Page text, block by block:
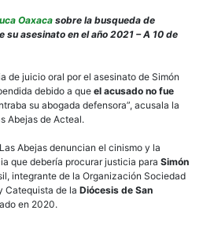
Oaxacasobre la busqueda de
asesinato en el año 2021 – A 10 de
de juicio oral por el asesinato de Simón
debido a que el acusado no fue
su abogada defensora”, acusala la
Abejas de Acteal.
Abejas denuncian el cinismo y la
que debería procurar justicia para Simón
integrante de la Organización Sociedad
Catequista de la Diócesis de San
en 2020.